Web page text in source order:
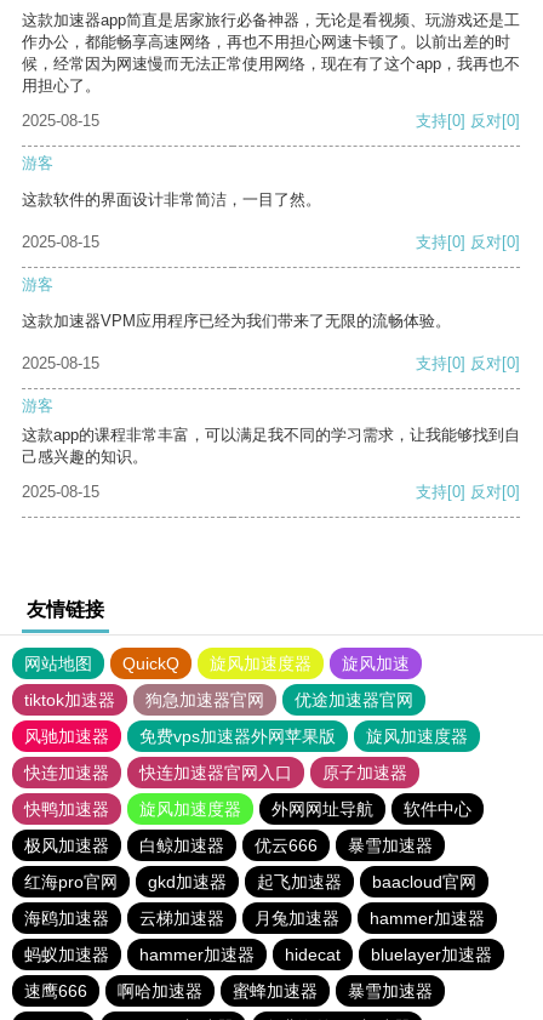
这款加速器app简直是居家旅行必备神器，无论是看视频、玩游戏还是工
作办公，都能畅享高速网络，再也不用担心网速卡顿了。以前出差的时
候，经常因为网速慢而无法正常使用网络，现在有了这个app，我再也不
用担心了。
2025-08-15
支持[0] 反对[0]
游客
这款软件的界面设计非常简洁，一目了然。
2025-08-15 支持[0] 反对[0]
游客
这款加速器VPM应用程序已经为我们带来了无限的流畅体验。
2025-08-15 支持[0] 反对[0]
游客
这款app的课程非常丰富，可以满足我不同的学习需求，让我能够找到自
己感兴趣的知识。
2025-08-15
支持[0] 反对[0]
友情链接
网站地图 QuickQ 旋风加速度器
旋风加速
tiktok加速器
狗急加速器官网
优途加速器官网
风驰加速器
免费vps加速器外网苹果版
旋风加速度器
快连加速器
快连加速器官网入口
原子加速器
快鸭加速器
旋风加速度器 外网网址导航
软件中心
极风加速器
白鲸加速器 优云666
暴雪加速器
红海pro官网
gkd加速器 起飞加速器
baacloud官网
海鸥加速器
云梯加速器 月兔加速器
hammer加速器
蚂蚁加速器
hammer加速器 hidecat
bluelayer加速器
速鹰666
啊哈加速器 蜜蜂加速器
暴雪加速器